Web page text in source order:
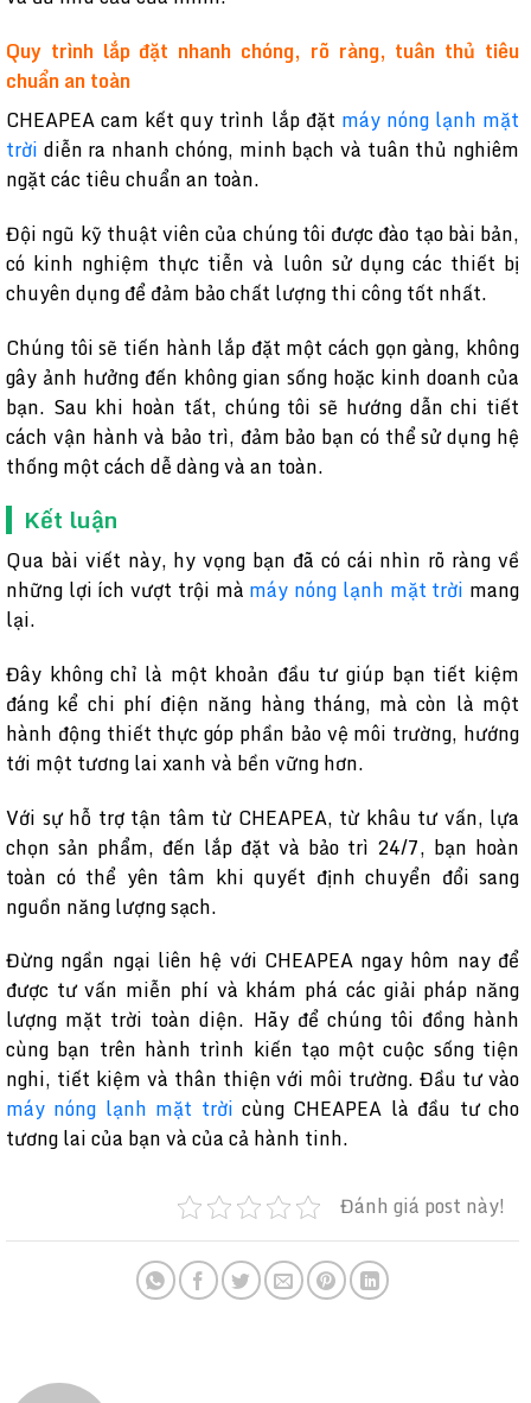
Quy trình lắp đặt nhanh chóng, rõ ràng, tuân thủ tiêu
chuẩn an toàn
CHEAPEA cam kết quy trình lắp đặt máy nóng lạnh mặt
trời diễn ra nhanh chóng, minh bạch và tuân thủ nghiêm
ngặt các tiêu chuẩn an toàn.
Đội ngũ kỹ thuật viên của chúng tôi được đào tạo bài bản,
có kinh nghiệm thực tiễn và luôn sử dụng các thiết bị
chuyên dụng để đảm bảo chất lượng thi công tốt nhất.
Chúng tôi sẽ tiến hành lắp đặt một cách gọn gàng, không
gây ảnh hưởng đến không gian sống hoặc kinh doanh của
bạn. Sau khi hoàn tất, chúng tôi sẽ hướng dẫn chi tiết
cách vận hành và bảo trì, đảm bảo bạn có thể sử dụng hệ
thống một cách dễ dàng và an toàn.
Kết luận
Qua bài viết này, hy vọng bạn đã có cái nhìn rõ ràng về
những lợi ích vượt trội mà máy nóng lạnh mặt trời mang
lại.
Đây không chỉ là một khoản đầu tư giúp bạn tiết kiệm
đáng kể chi phí điện năng hàng tháng, mà còn là một
hành động thiết thực góp phần bảo vệ môi trường, hướng
tới một tương lai xanh và bền vững hơn.
Với sự hỗ trợ tận tâm từ CHEAPEA, từ khâu tư vấn, lựa
chọn sản phẩm, đến lắp đặt và bảo trì 24/7, bạn hoàn
toàn có thể yên tâm khi quyết định chuyển đổi sang
nguồn năng lượng sạch.
Đừng ngần ngại liên hệ với CHEAPEA ngay hôm nay để
được tư vấn miễn phí và khám phá các giải pháp năng
lượng mặt trời toàn diện. Hãy để chúng tôi đồng hành
cùng bạn trên hành trình kiến tạo một cuộc sống tiện
nghi, tiết kiệm và thân thiện với môi trường. Đầu tư vào
máy nóng lạnh mặt trời cùng CHEAPEA là đầu tư cho
tương lai của bạn và của cả hành tinh.
Đánh giá post này!